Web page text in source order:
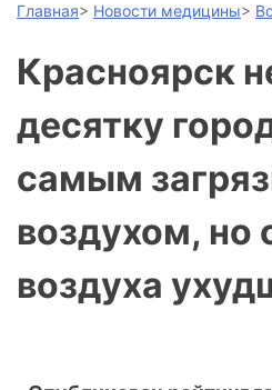
Главная> Новости медицины>
Красноярск
десятку
самым
воздухом, но
воздуха